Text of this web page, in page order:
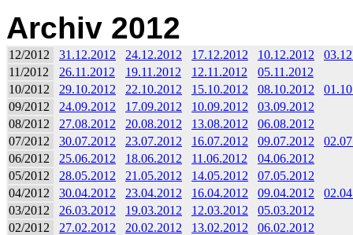
Archiv 2012
12/2012 31.12.2012 24.12.2012 17.12.2012 10.12.2012
11/2012
26.11.2012 19.11.2012 12.11.2012
05.11.2012
10/2012
29.10.2012 22.10.2012 15.10.2012 08.10.2012
09/2012
24.09.2012 17.09.2012 10.09.2012
03.09.2012
08/2012
27.08.2012 20.08.2012 13.08.2012
06.08.2012
07/2012
30.07.2012 23.07.2012 16.07.2012 09.07.2012
06/2012
25.06.2012 18.06.2012 11.06.2012
04.06.2012
05/2012
28.05.2012 21.05.2012 14.05.2012
07.05.2012
04/2012
30.04.2012 23.04.2012 16.04.2012 09.04.2012
03/2012
26.03.2012 19.03.2012 12.03.2012
05.03.2012
02/2012
27.02.2012 20.02.2012 13.02.2012
06.02.2012